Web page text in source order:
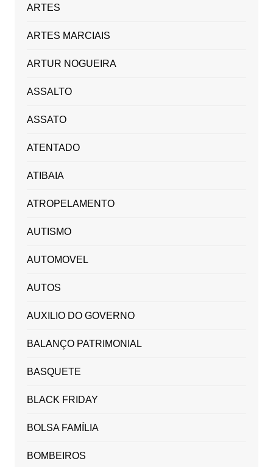
ARTES
ARTES MARCIAIS
ARTUR NOGUEIRA
ASSALTO
ASSATO
ATENTADO
ATIBAIA
ATROPELAMENTO
AUTISMO
AUTOMOVEL
AUTOS
AUXILIO DO GOVERNO
BALANÇO PATRIMONIAL
BASQUETE
BLACK FRIDAY
BOLSA FAMÍLIA
BOMBEIROS